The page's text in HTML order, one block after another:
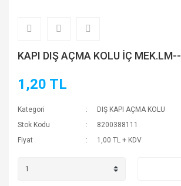
KAPI DIŞ AÇMA KOLU İÇ MEK.LM--
1,20 TL
Kategori
DIŞ KAPI AÇMA KOLU
Stok Kodu
8200388111
Fiyat
1,00 TL + KDV